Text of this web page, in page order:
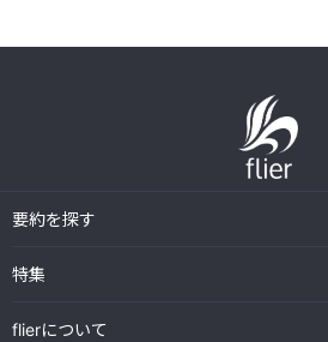
要約を探す
特集
flierについて